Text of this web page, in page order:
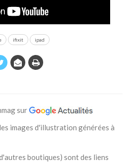
ifixit ipad
sur
images d'illustration générées à
boutiques) sont des liens